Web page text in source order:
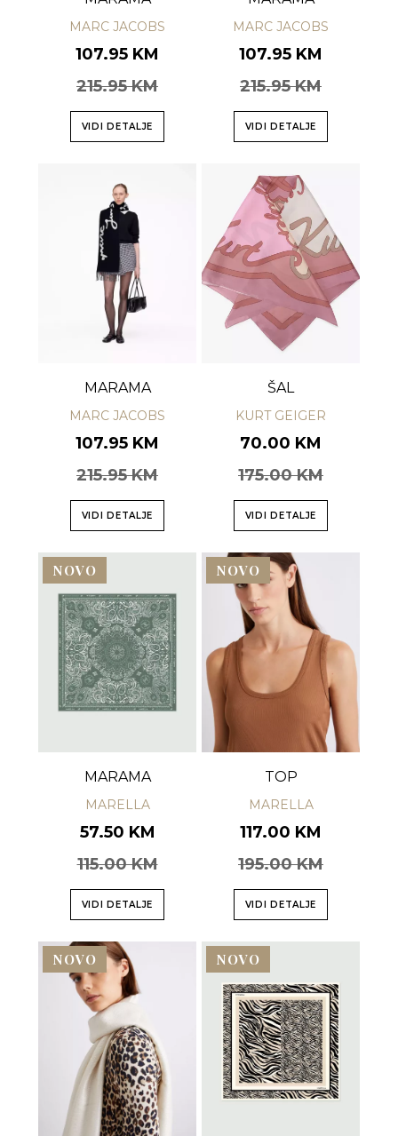
MARC JACOBS
107.95 KM
215.95 KM
VIDI DETALJE
MARC JACOBS
107.95 KM
215.95 KM
VIDI DETALJE
MARAMA
MARC JACOBS
107.95 KM
215.95 KM
VIDI DETALJE
ŠAL
KURT GEIGER
70.00 KM
175.00 KM
VIDI DETALJE
NOVO
MARAMA
MARELLA
57.50 KM
115.00 KM
VIDI DETALJE
NOVO
TOP
MARELLA
117.00 KM
195.00 KM
VIDI DETALJE
NOVO NOVO